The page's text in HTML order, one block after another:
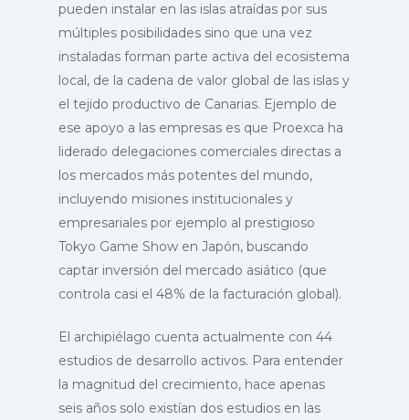
pueden instalar en las islas atraídas por sus
múltiples posibilidades sino que una vez
instaladas forman parte activa del ecosistema
local, de la cadena de valor global de las islas y
el tejido productivo de Canarias. Ejemplo de
ese apoyo a las empresas es que Proexca ha
liderado delegaciones comerciales directas a
los mercados más potentes del mundo,
incluyendo misiones institucionales y
empresariales por ejemplo al prestigioso
Tokyo Game Show en Japón, buscando
captar inversión del mercado asiático (que
controla casi el 48% de la facturación global).
El archipiélago cuenta actualmente con 44
estudios de desarrollo activos. Para entender
la magnitud del crecimiento, hace apenas
seis años solo existían dos estudios en las